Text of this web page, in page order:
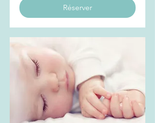
Réserver